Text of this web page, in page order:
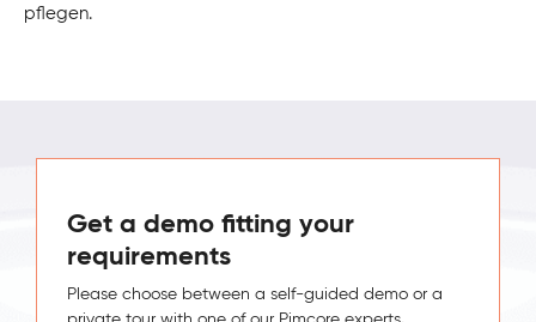
pflegen.
Get a demo fitting your
requirements
Please choose between a self-guided demo or a